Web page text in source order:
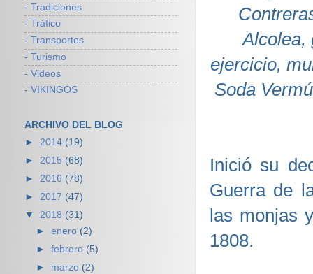
Alcolea,
ejercicio,
Soda
Inició su
Guerra de
las monjas
1808.
- Tradiciones
- Tráfico
- Transportes
- Turismo
- Videos
- VIKINGOS
ARCHIVO DEL BLOG
► 2014 (19)
► 2015 (68)
► 2016 (78)
► 2017 (47)
▼ 2018 (31)
►enero (2)
►febrero (5)
► marzo (2)